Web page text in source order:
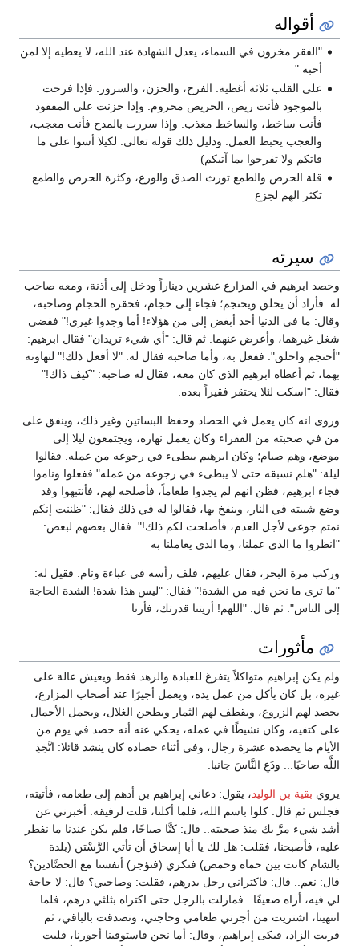
أقواله
"الفقر مخزون في السماء، يعدل الشهادة عند الله، لا يعطيه إلا لمن
أحبه "
على القلب ثلاثة أغطية: الفرح، والحزن، والسرور. فإذا فرحت
بالموجود فأنت ريص، الحريص محروم. وإذا حزنت على المفقود
فأنت ساخط، والساخط معذب. وإذا سررت بالمدح فأنت معجب،
والعجب يحبط العمل. ودليل ذلك قوله تعالى: لكيلا أسوا على ما
فاتكم ولا تفرحوا بما آتيكم)
قلة الحرص والطمع تورث الصدق والورع، وكثرة الحرص والطمع
تكثر الهم لجزع
سيرته
وحصد ابرهيم في المزارع عشرين ديناراً ودخل إلى أذنة، ومعه صاحب
له. فأراد أن يحلق ويحتجم؛ فجاء إلى حجام، فحقره الحجام وصاحبه،
وقال: ما في الدنيا أحد أبغض إلى من هؤلاء! أما وجدوا غيري!" فقضى
شغل غيرهما، وأعرض عنهما. ثم قال: "أي شيء تريدان" فقال ابرهيم:
"أحتجم واحلق". ففعل به، وأما صاحبه فقال له: "لا أفعل ذلك!" لتهاونه
بهما، ثم أعطاه ابرهيم الذي كان معه، فقال له صاحبه: "كيف ذاك!"
فقال: "اسكت لئلا يحتقر فقيراً بعده.
وروى انه كان يعمل في الحصاد وحفظ البساتين وغير ذلك، وينفق على
من في صحبته من الفقراء وكان يعمل نهاره، ويجتمعون ليلا إلى
موضع، وهم صيام؛ وكان ابرهيم يبطىء في رجوعه من عمله. فقالوا
ليلة: "هلم نسبقه حتى لا يبطىء في رجوعه من عمله" ففعلوا وناموا.
فجاء ابرهيم، فظن انهم لم يجدوا طعاماً، فأصلحه لهم، فأنتبهوا وقد
وضع شيبته في النار، وينفخ بها، فقالوا له في ذلك فقال: "ظننت إنكم
نمتم جوعى لأجل العدم، فأصلحت لكم ذلك!". فقال بعضهم لبعض:
"انظروا ما الذي عملنا، وما الذي يعاملنا به
وركب مرة البحر، فقال عليهم، فلف رأسه في عباءة ونام. فقيل له:
"ما ترى ما نحن فيه من الشدة!" فقال: "ليس هذا شدة! الشدة الحاجة
إلى الناس". ثم قال: "اللهم! أريتنا قدرتك، فأرنا
مأثورات
ولم يكن إبراهيم متواكلاً يتفرغ للعبادة والزهد فقط ويعيش عالة على
غيره، بل كان يأكل من عمل يده، ويعمل أجيرًا عند أصحاب المزارع،
يحصد لهم الزروع، ويقطف لهم الثمار ويطحن الغلال، ويحمل الأحمال
على كتفيه، وكان نشيطًا في عمله، يحكي عنه أنه حصد في يوم من
الأيام ما يحصده عشرة رجال، وفي أثناء حصاده كان ينشد قائلا: اتَّخِذِ
اللَّه صاحبًا... ودَعِ النَّاسَ جانبا.
يروي بقية بن الوليد، يقول: دعاني إبراهيم بن أدهم إلى طعامه، فأتيته،
فجلس ثم قال: كلوا باسم الله، فلما أكلنا، قلت لرفيقه: أخبرني عن
أشد شيء مرَّ بك منذ صحبته.. قال: كنَّا صباحًا، فلم يكن عندنا ما نفطر
عليه، فأصبحنا، فقلت: هل لك يا أبا إسحاق أن تأتي الرَّسْتن (بلدة
بالشام كانت بين حماة وحمص) فنكري (فنؤجر) أنفسنا مع الحصَّادين؟
قال: نعم.. قال: فاكتراني رجل بدرهم، فقلت: وصاحبي؟ قال: لا حاجة
لي فيه، أراه ضعيفًا.. فمازلت بالرجل حتى اكتراه بثلثي درهم، فلما
انتهينا، اشتريت من أجرتي طعامي وحاجتي، وتصدقت بالباقي، ثم
قربت الزاد، فبكى إبراهيم، وقال: أما نحن فاستوفينا أجورنا، فليت